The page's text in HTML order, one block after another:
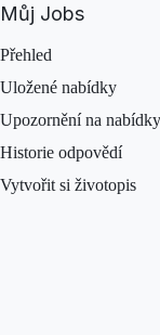
Můj Jobs
Přehled
Uložené nabídky
Upozornění na nabídky
Historie odpovědí
Vytvořit si životopis